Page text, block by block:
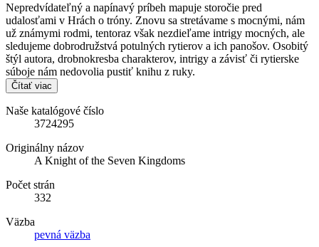
Nepredvídateľný a napínavý príbeh mapuje storočie pred
udalosťami v Hrách o tróny. Znovu sa stretávame s mocnými, nám
už známymi rodmi, tentoraz však nezdieľame intrigy mocných, ale
sledujeme dobrodružstvá potulných rytierov a ich panošov. Osobitý
štýl autora, drobnokresba charakterov, intrigy a závisť či rytierske
súboje nám nedovolia pustiť knihu z ruky.
Čítať viac
Naše katalógové číslo
3724295
Originálny názov
A Knight of the Seven Kingdoms
Počet strán
332
Väzba
pevná väzba